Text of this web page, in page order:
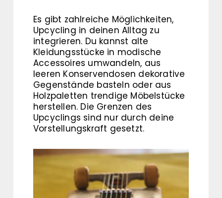
Es gibt zahlreiche Möglichkeiten,
Upcycling in deinen Alltag zu
integrieren. Du kannst alte
Kleidungsstücke in modische
Accessoires umwandeln, aus
leeren Konservendosen dekorative
Gegenstände basteln oder aus
Holzpaletten trendige Möbelstücke
herstellen. Die Grenzen des
Upcyclings sind nur durch deine
Vorstellungskraft gesetzt.